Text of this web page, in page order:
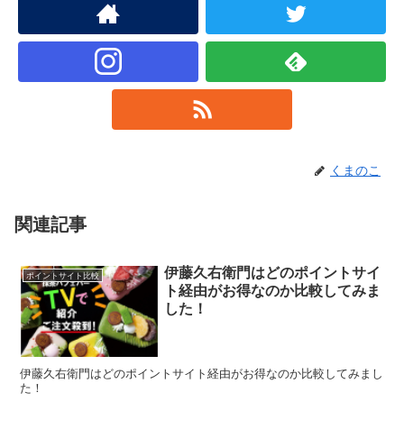
くまのこ
関連記事
ポイントサイト比較
伊藤久右衛門はどのポイントサイ
ト経由がお得なのか比較してみま
した！
伊藤久右衛門はどのポイントサイト経由がお得なのか比較してみまし
た！